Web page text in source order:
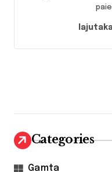
Categories
Gamta